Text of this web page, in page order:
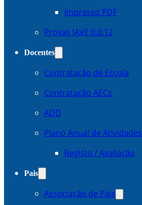
Impresso PDF
Provas IAVE 0.0.12
Docentes
Contratação de Escola
Contratação AECs
ADD
Plano Anual de Atividades
Registo / Avaliação
Pais
Associação de Pais